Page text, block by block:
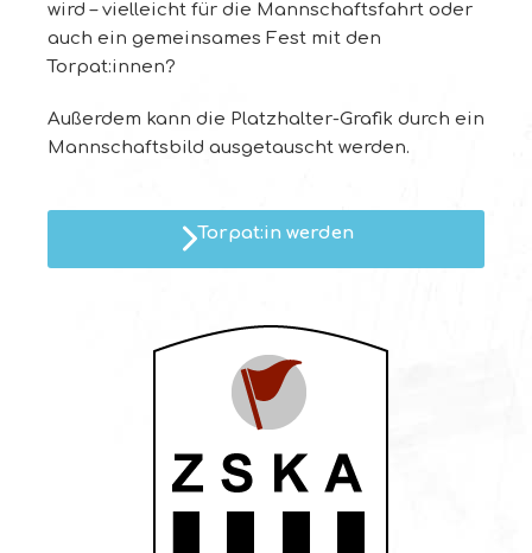
wird – vielleicht für die Mannschaftsfahrt oder
auch ein gemeinsames Fest mit den
Torpat:innen?
Außerdem kann die Platzhalter-Grafik durch ein
Mannschaftsbild ausgetauscht werden.
Torpat:in werden